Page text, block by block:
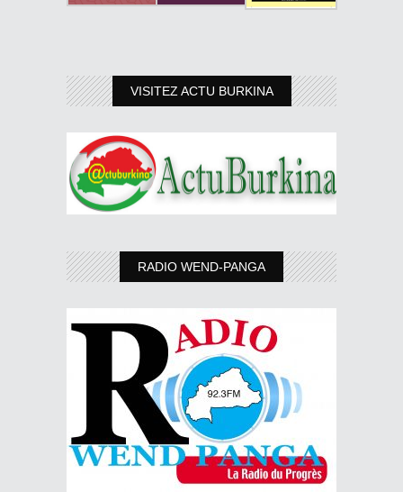
VISITEZ ACTU BURKINA
RADIO WEND-PANGA